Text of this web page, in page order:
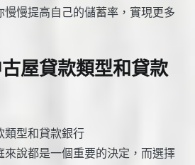
慢慢提高自己的儲蓄率，實現更多
屋貸款類型和貸款
類型和貸款銀行
來說都是一個重要的決定，而選擇